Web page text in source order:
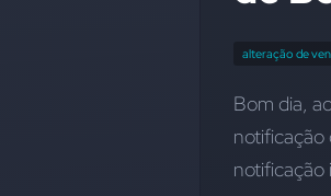
alteração de
Bom dia,
notificação
notificação